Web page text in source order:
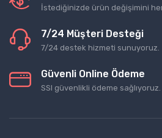
İstediğinizde ürün değişimini
7/24 Müşteri Desteği
7/24 destek hizmeti sunuyoruz.
Güvenli Online Ödeme
SSl güvenlikli ödeme sağlıyoruz.